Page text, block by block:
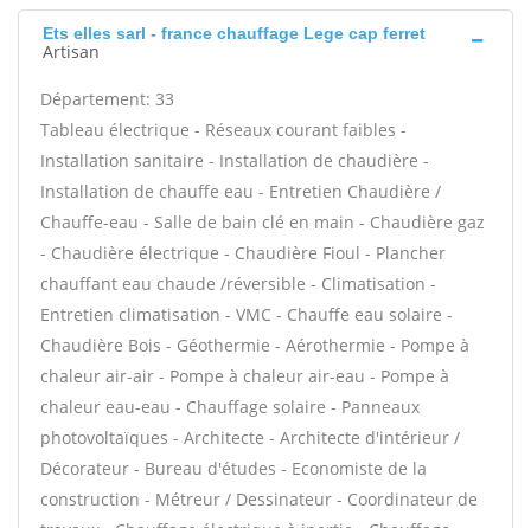
Ets elles sarl - france chauffage Lege cap ferret
Artisan
Département: 33
Tableau électrique - Réseaux courant faibles -
Installation sanitaire - Installation de chaudière -
Installation de chauffe eau - Entretien Chaudière /
Chauffe-eau - Salle de bain clé en main - Chaudière gaz
- Chaudière électrique - Chaudière Fioul - Plancher
chauffant eau chaude /réversible - Climatisation -
Entretien climatisation - VMC - Chauffe eau solaire -
Chaudière Bois - Géothermie - Aérothermie - Pompe à
chaleur air-air - Pompe à chaleur air-eau - Pompe à
chaleur eau-eau - Chauffage solaire - Panneaux
photovoltaïques - Architecte - Architecte d'intérieur /
Décorateur - Bureau d'études - Economiste de la
construction - Métreur / Dessinateur - Coordinateur de